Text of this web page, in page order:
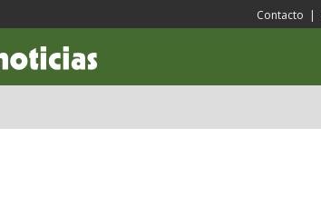
Contacto |